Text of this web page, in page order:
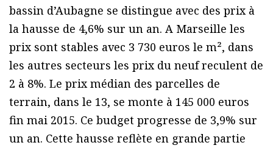
bassin d’Aubagne se distingue avec des prix à
la hausse de 4,6% sur un an. A Marseille les
prix sont stables avec 3 730 euros le m², dans
les autres secteurs les prix du neuf reculent de
2 à 8%. Le prix médian des parcelles de
terrain, dans le 13, se monte à 145 000 euros
fin mai 2015. Ce budget progresse de 3,9% sur
un an. Cette hausse reflète en grande partie